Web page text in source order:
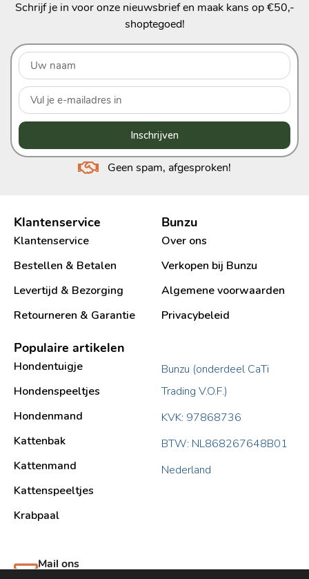
Schrijf je in voor onze nieuwsbrief en maak kans op €50,-
shoptegoed!
Inschrijven
Geen spam, afgesproken!
Klantenservice
Klantenservice
Bestellen & Betalen
Levertijd & Bezorging
Retourneren & Garantie
Bunzu
Over ons
Verkopen bij Bunzu
Algemene voorwaarden
Privacybeleid
Populaire artikelen
Hondentuigje
Hondenspeeltjes
Hondenmand
Kattenbak
Kattenmand
Kattenspeeltjes
Krabpaal​
Bunzu (onderdeel CaTi
Trading V.O.F.)
KVK: 97868736
BTW: NL868267648B01
Nederland
Mail ons